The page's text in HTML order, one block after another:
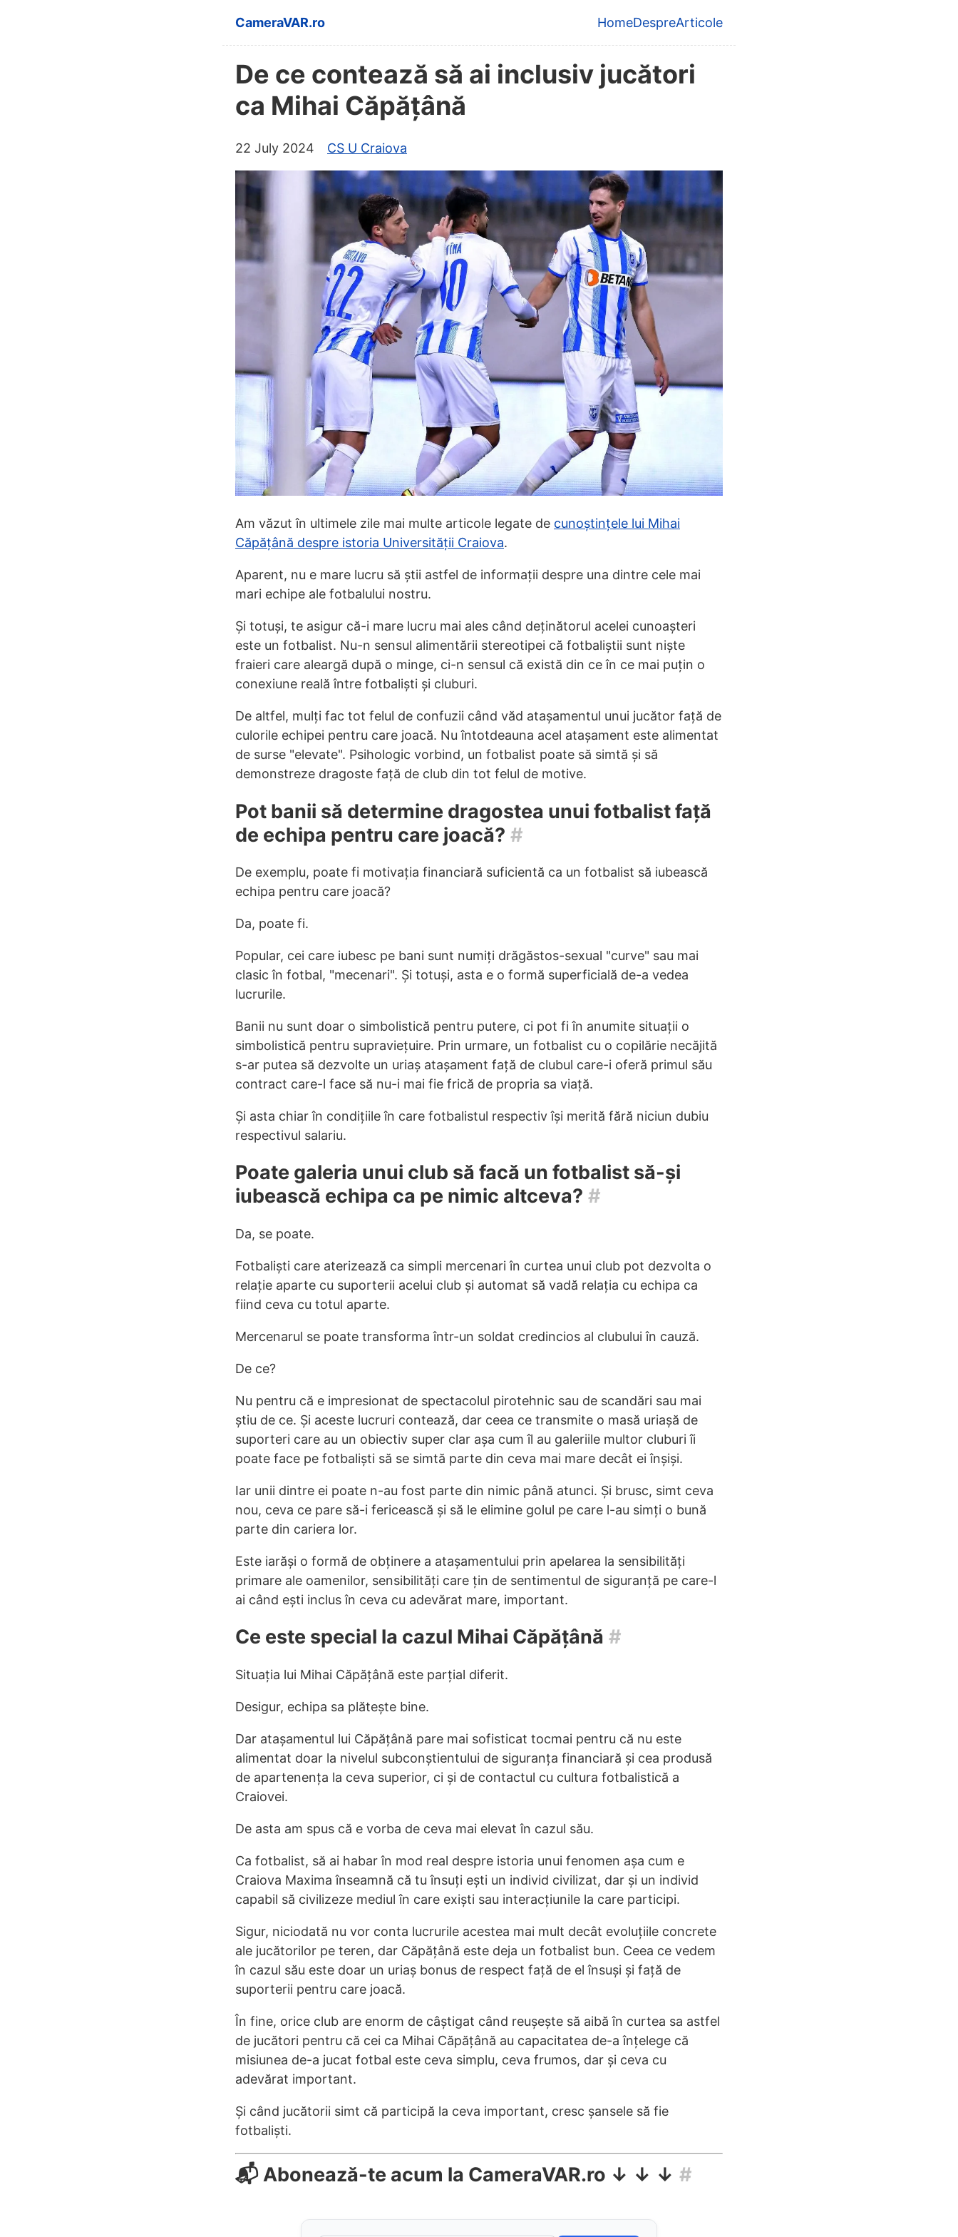
Skip to main content
CameraVAR.ro
Top level navigation menu
HomeDespreArticole
De ce contează să ai inclusiv jucători
ca Mihai Căpățână
22 July 2024 CS U Craiova
Am văzut în ultimele zile mai multe articole legate de cunoștințele lui Mihai
Căpățână despre istoria Universității Craiova.
Aparent, nu e mare lucru să știi astfel de informații despre una dintre cele mai
mari echipe ale fotbalului nostru.
Și totuși, te asigur că-i mare lucru mai ales când deținătorul acelei cunoașteri
este un fotbalist. Nu-n sensul alimentării stereotipei că fotbaliștii sunt niște
fraieri care aleargă după o minge, ci-n sensul că există din ce în ce mai puțin o
conexiune reală între fotbaliști și cluburi.
De altfel, mulți fac tot felul de confuzii când văd atașamentul unui jucător față de
culorile echipei pentru care joacă. Nu întotdeauna acel atașament este alimentat
de surse "elevate". Psihologic vorbind, un fotbalist poate să simtă și să
demonstreze dragoste față de club din tot felul de motive.
Pot banii să determine dragostea unui fotbalist față
de echipa pentru care joacă? #
De exemplu, poate fi motivația financiară suficientă ca un fotbalist să iubească
echipa pentru care joacă?
Da, poate fi.
Popular, cei care iubesc pe bani sunt numiți drăgăstos-sexual "curve" sau mai
clasic în fotbal, "mecenari". Și totuși, asta e o formă superficială de-a vedea
lucrurile.
Banii nu sunt doar o simbolistică pentru putere, ci pot fi în anumite situații o
simbolistică pentru supraviețuire. Prin urmare, un fotbalist cu o copilărie necăjită
s-ar putea să dezvolte un uriaș atașament față de clubul care-i oferă primul său
contract care-l face să nu-i mai fie frică de propria sa viață.
Și asta chiar în condițiile în care fotbalistul respectiv își merită fără niciun dubiu
respectivul salariu.
Poate galeria unui club să facă un fotbalist să-și
iubească echipa ca pe nimic altceva? #
Da, se poate.
Fotbaliști care aterizează ca simpli mercenari în curtea unui club pot dezvolta o
relație aparte cu suporterii acelui club și automat să vadă relația cu echipa ca
fiind ceva cu totul aparte.
Mercenarul se poate transforma într-un soldat credincios al clubului în cauză.
De ce?
Nu pentru că e impresionat de spectacolul pirotehnic sau de scandări sau mai
știu de ce. Și aceste lucruri contează, dar ceea ce transmite o masă uriașă de
suporteri care au un obiectiv super clar așa cum îl au galeriile multor cluburi îi
poate face pe fotbaliști să se simtă parte din ceva mai mare decât ei înșiși.
Iar unii dintre ei poate n-au fost parte din nimic până atunci. Și brusc, simt ceva
nou, ceva ce pare să-i fericească și să le elimine golul pe care l-au simți o bună
parte din cariera lor.
Este iarăși o formă de obținere a atașamentului prin apelarea la sensibilități
primare ale oamenilor, sensibilități care țin de sentimentul de siguranță pe care-l
ai când ești inclus în ceva cu adevărat mare, important.
Ce este special la cazul Mihai Căpățână #
Situația lui Mihai Căpățână este parțial diferit.
Desigur, echipa sa plătește bine.
Dar atașamentul lui Căpățână pare mai sofisticat tocmai pentru că nu este
alimentat doar la nivelul subconștientului de siguranța financiară și cea produsă
de apartenența la ceva superior, ci și de contactul cu cultura fotbalistică a
Craiovei.
De asta am spus că e vorba de ceva mai elevat în cazul său.
Ca fotbalist, să ai habar în mod real despre istoria unui fenomen așa cum e
Craiova Maxima înseamnă că tu însuți ești un individ civilizat, dar și un individ
capabil să civilizeze mediul în care exiști sau interacțiunile la care participi.
Sigur, niciodată nu vor conta lucrurile acestea mai mult decât evoluțiile concrete
ale jucătorilor pe teren, dar Căpățână este deja un fotbalist bun. Ceea ce vedem
în cazul său este doar un uriaș bonus de respect față de el însuși și față de
suporterii pentru care joacă.
În fine, orice club are enorm de câștigat când reușește să aibă în curtea sa astfel
de jucători pentru că cei ca Mihai Căpățână au capacitatea de-a înțelege că
misiunea de-a jucat fotbal este ceva simplu, ceva frumos, dar și ceva cu
adevărat important.
Și când jucătorii simt că participă la ceva important, cresc șansele să fie
fotbaliști.
📬 Abonează-te acum la CameraVAR.ro ↓ ↓ ↓ #